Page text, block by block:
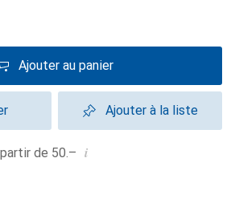
Ajouter au panier
Ajouter à la liste
de 50.– i